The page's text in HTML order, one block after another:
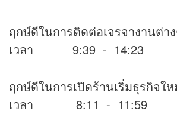
ฤกษ์ดีในการติดต่อเจรจางานต่า
เวลา 9:39 - 14:23
ฤกษ์ดีในการเปิดร้านเริ่มธุรกิจใ
เวลา 8:11 - 11:59